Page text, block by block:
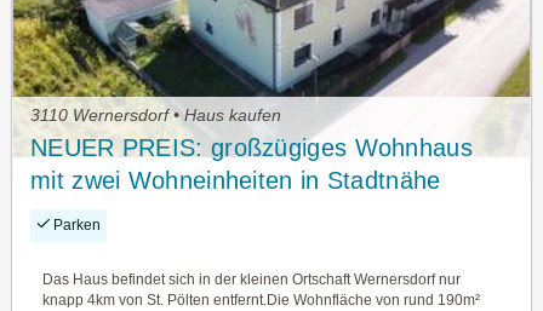
3110 Wernersdorf • Haus kaufen
NEUER PREIS: großzügiges Wohnhaus
mit zwei Wohneinheiten in Stadtnähe
Parken
Das Haus befindet sich in der kleinen Ortschaft Wernersdorf nur
knapp 4km von St. Pölten entfernt.Die Wohnfläche von rund 190m²